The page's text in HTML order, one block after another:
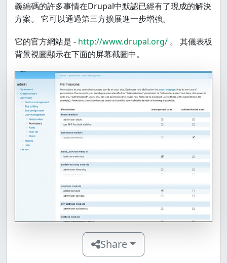
義編碼的許多事情在Drupal中默認已經有了現成的解決
方案。 它可以通過第三方擴展進一步增強。
它的官方網站是 - http://www.drupal.org/ 。 其儀表板
背景視圖顯示在下面的屏幕截圖中。
Share